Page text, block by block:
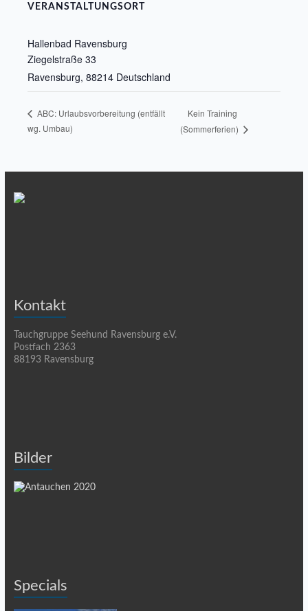
VERANSTALTUNGSORT
Hallenbad Ravensburg
Ziegelstraße 33
Ravensburg, 88214 Deutschland
ABC: Urlaubsvorbereitung (entfällt
wg. Umbau)
Kein Training
(Sommerferien)
Kontakt
Tauchgruppe Seehund Ravensburg e.V.
Postfach 2363
88193 Ravensburg
Bilder
Specials